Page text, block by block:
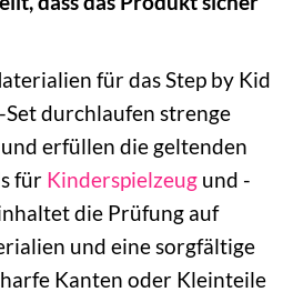
für das Step by Kid
durchlaufen strenge
erfüllen die geltenden
für Kinderspielzeug und -
die Prüfung auf
und eine sorgfältige
Kanten oder Kleinteile